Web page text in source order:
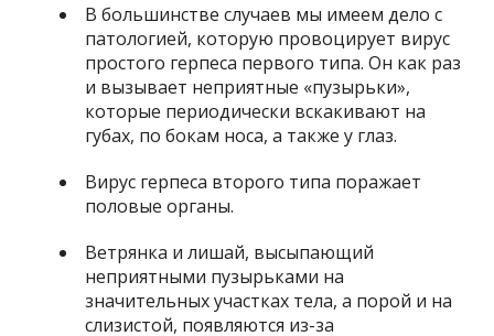
В большинстве случаев мы имеем дело с
патологией, которую провоцирует вирус
простого герпеса первого типа. Он как раз
и вызывает неприятные «пузырьки»,
которые периодически вскакивают на
губах, по бокам носа, а также у глаз.
Вирус герпеса второго типа поражает
половые органы.
Ветрянка и лишай, высыпающий
неприятными пузырьками на
значительных участках тела, а порой и на
слизистой, появляются из-за